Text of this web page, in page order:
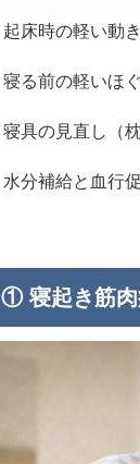
起床時の軽い動
寝る前の軽いほ
寝具の見直し（
水分補給と血行
① 寝起き筋肉